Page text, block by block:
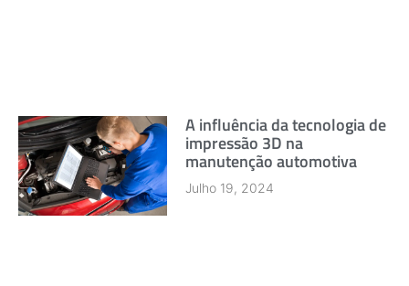
A influência da tecnologia de
impressão 3D na
manutenção automotiva
Julho 19, 2024